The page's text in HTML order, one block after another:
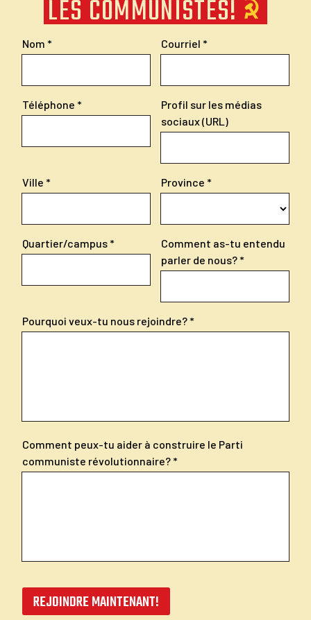
LES COMMUNISTES!
Nom Courriel
Téléphone
Profil sur les médias
sociaux (URL)
Ville Province
Quartier/campus
Comment as-tu entendu
parler de nous?
Pourquoi veux-tu nous rejoindre?
Comment peux-tu aider à construire le Parti
communiste révolutionnaire?
REJOINDRE MAINTENANT!